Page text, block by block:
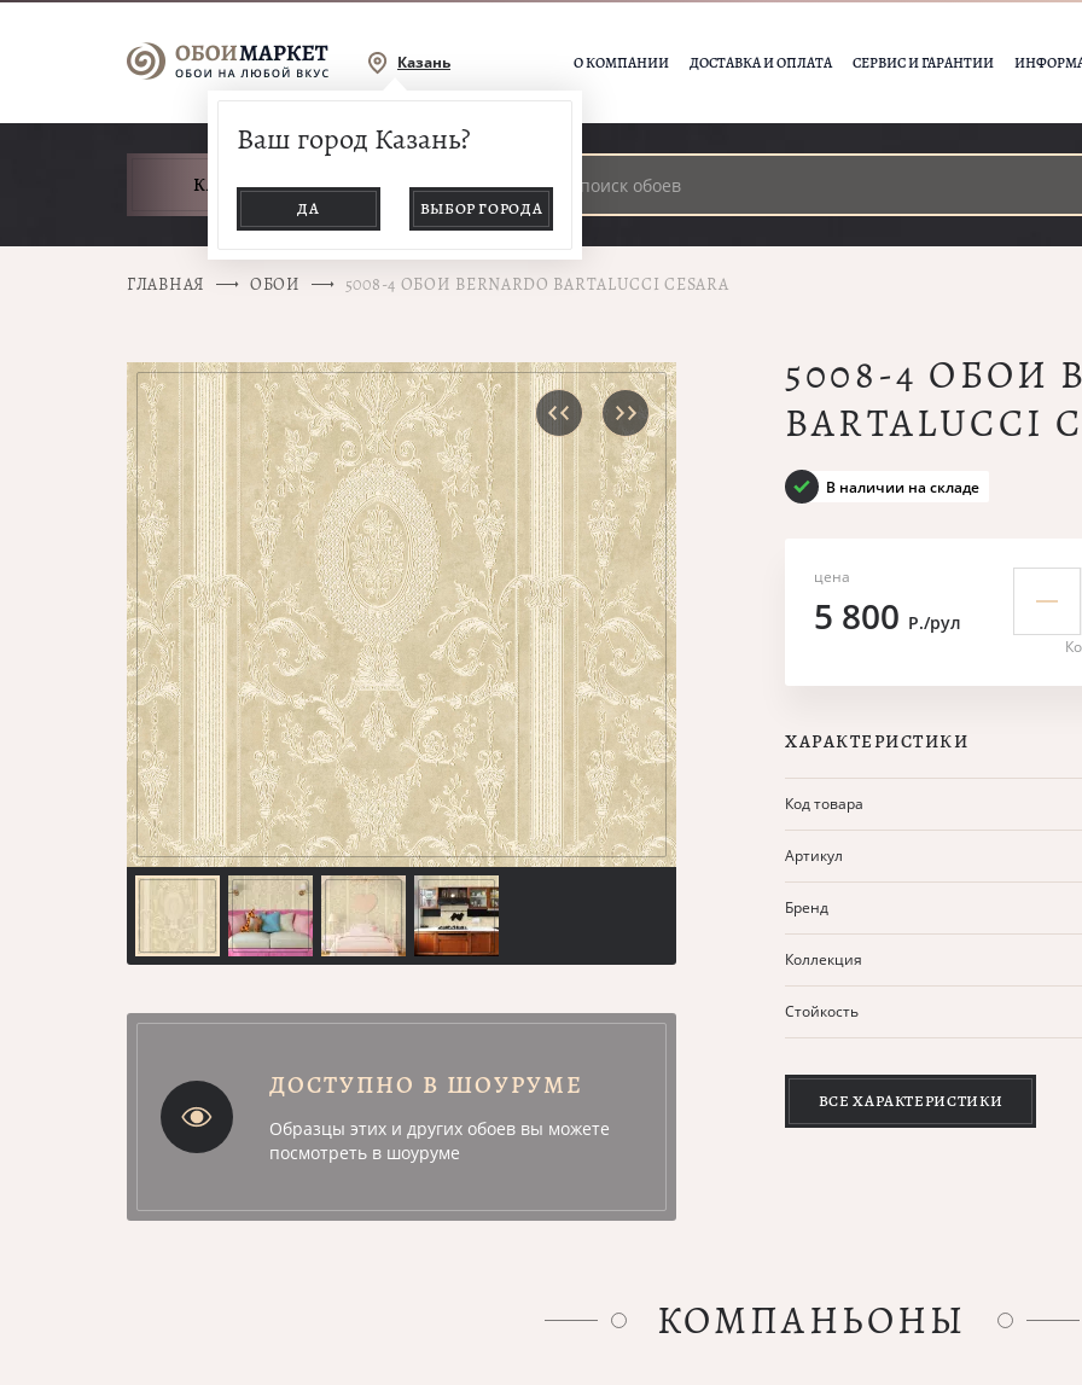
Казань О КОМПАНИИ ДОСТАВКА И ОПЛАТА СЕРВИС И ГАРАНТИИ
Ваш город Казань?
ДА ВЫБОР ГОРОДА
КАТАЛОГ ТОВАРОВ
ГЛАВНАЯ ОБОИ 5008-4 ОБОИ BERNARDO BARTALUCCI CESARA
ДОСТУПНО В ШОУРУМЕ
Образцы этих и других обоев вы можете
посмотреть в шоуруме
5008-4 ОБОИ
BARTALUCCI
В наличии на складе
цена
5 800 Р./рул
ХАРАКТЕРИСТИКИ
Код товара
Артикул
Бренд
Коллекция
Стойкость
ВСЕ ХАРАКТЕРИСТИКИ
КОМПАНЬОНЫ